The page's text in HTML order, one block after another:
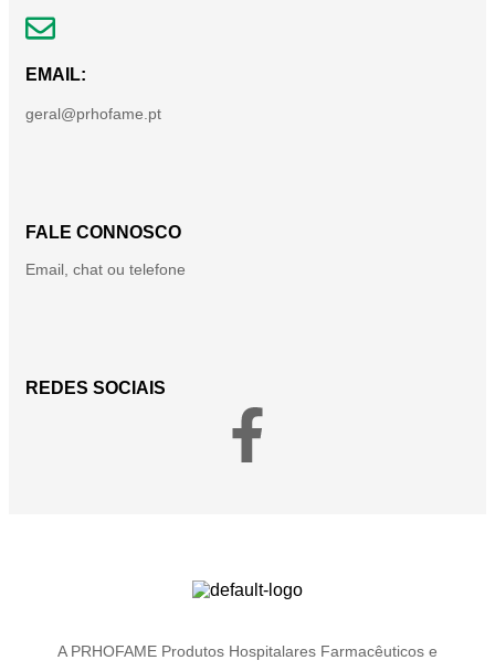
EMAIL:
geral@prhofame.pt
FALE CONNOSCO
Email, chat ou telefone
REDES SOCIAIS
A PRHOFAME Produtos Hospitalares Farmacêuticos e